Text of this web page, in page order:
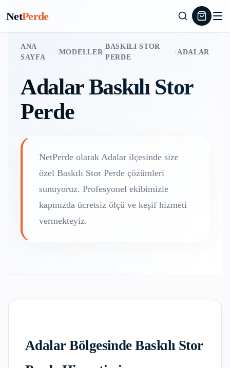
NetPerde
ANA
SAYFA
/MODELLER/
BASKILI STOR
PERDE
/ADALAR
Adalar Baskılı Stor
Perde
NetPerde olarak Adalar ilçesinde size
özel Baskılı Stor Perde çözümleri
sunuyoruz. Profesyonel ekibimizle
kapınızda ücretsiz ölçü ve keşif hizmeti
vermekteyiz.
AdalarBölgesindeBaskılı Stor